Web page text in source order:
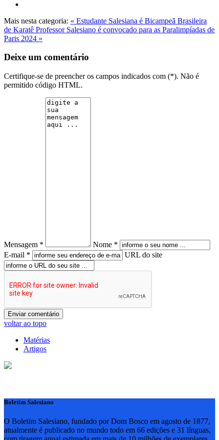
Mais nesta categoria: « Estudante Salesiana é Bicampeã Brasileira
de Karatê Professor Salesiano é convocado para as Paralimpíadas de
Paris 2024 »
Deixe um comentário
Certifique-se de preencher os campos indicados com (*). Não é
permitido código HTML.
Mensagem *
Nome *
E-mail *
URL do site
voltar ao topo
Matérias
Artigos
Boletim Salesiano
O Boletim Salesiano, fundado por Dom Bosco em agosto de 1877,
atualmente é publicado no mundo todo em 66 edições e 31 línguas,